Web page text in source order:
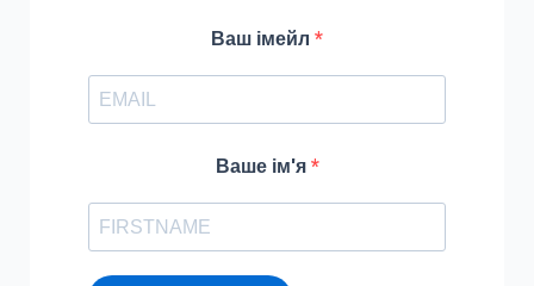
Ваш імейл
Ваше ім'я